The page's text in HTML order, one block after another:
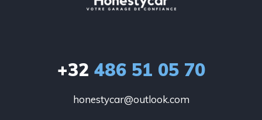
+32 486 51 05 70
honestycar@outlook.com